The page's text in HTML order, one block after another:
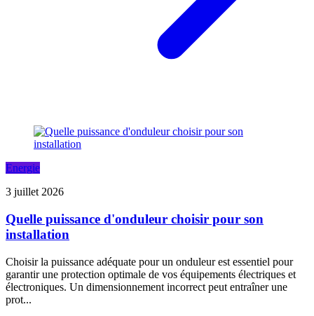
Energie
3 juillet 2026
Quelle puissance d'onduleur choisir pour son
installation
Choisir la puissance adéquate pour un onduleur est essentiel pour
garantir une protection optimale de vos équipements électriques et
électroniques. Un dimensionnement incorrect peut entraîner une
prot...